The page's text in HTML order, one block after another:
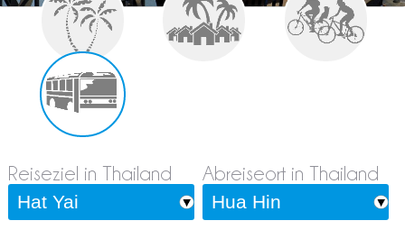
Reiseziel in Thailand Abreiseort in Thailand